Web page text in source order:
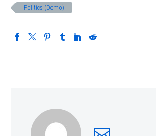
Politics (Demo)